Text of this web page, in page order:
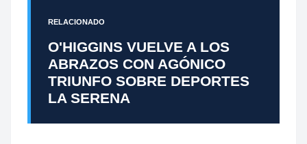
RELACIONADO
O'HIGGINS VUELVE A LOS
ABRAZOS CON AGÓNICO
TRIUNFO SOBRE DEPORTES
LA SERENA